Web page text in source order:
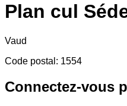
Plan cul
Vaud
Code postal : 1554
Connectez-vous